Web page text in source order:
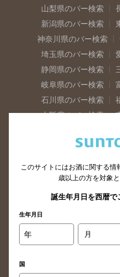
山梨県のバー検索
新潟県のバー検索
神奈川県のバー検索
埼玉県のバー検索
静岡県のバー検索
岐阜県のバー検索
石川県のバー検索
大阪府のバー検索
滋賀県のバー検索
山口県のバー検索
島根県のバー検索
高知県のバー検索
長崎県のバー検索
このサイトにはお酒に関する情
歳以上の方を対象と
誕生年月日を西暦で
生年月日
年 月
国